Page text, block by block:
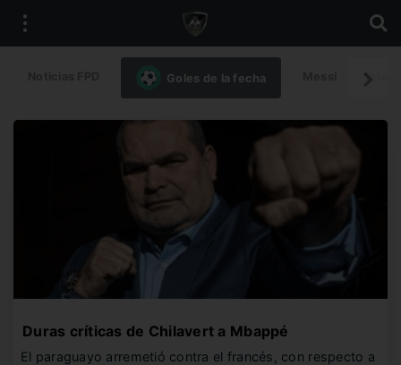
Goles de la fecha
Duras críticas de Chilavert a Mbappé
El paraguayo arremetió contra el francés, con respecto a